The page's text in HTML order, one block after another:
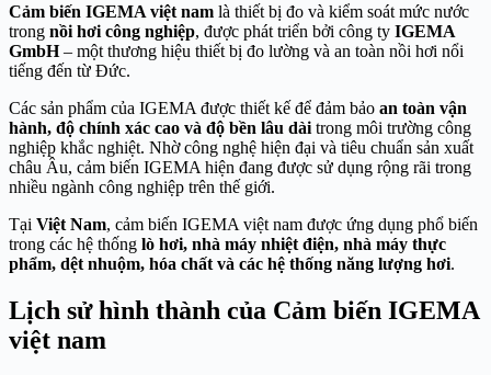
Cảm biến IGEMA việt nam là thiết bị đo và kiểm soát mức nước
trong nồi hơi công nghiệp, được phát triển bởi công ty IGEMA
GmbH– một thương hiệu thiết bị đo lường và an toàn nồi hơi nổi
tiếng đến từ Đức.
Các sản phẩm của IGEMA được thiết kế để đảm bảo an toàn vận
hành, độ chính xác cao và độ bền lâu dài trong môi trường công
nghiệp khắc nghiệt. Nhờ công nghệ hiện đại và tiêu chuẩn sản xuất
châu Âu, cảm biến IGEMA hiện đang được sử dụng rộng rãi trong
nhiều ngành công nghiệp trên thế giới.
Tại Việt Nam, cảm biến IGEMA việt nam được ứng dụng phổ biến
trong các hệ thống lò hơi, nhà máy nhiệt điện, nhà máy thực
phẩm, dệt nhuộm, hóa chất và các hệ thống năng lượng hơi.
Lịch sử hình thành của Cảm biến IGEMA
việt nam